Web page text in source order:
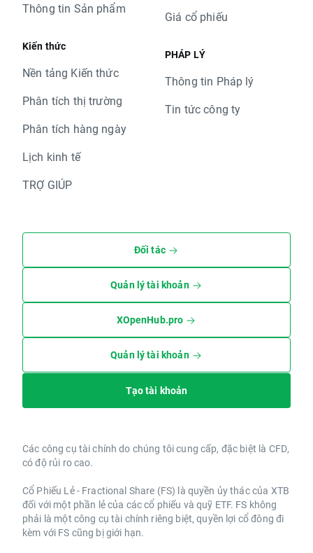
Thông tin Sản phẩm
Kiến thức
Nền tảng Kiến thức
Phân tích thị trường
Phân tích hàng ngày
Lịch kinh tế
TRỢ GIÚP
Giá cổ phiếu
PHÁP LÝ
Thông tin Pháp lý
Tin tức công ty
Đối tác
Quản lý tài khoản
XOpenHub.pro
Quản lý tài khoản
Tạo tài khoản
Các công cụ tài chính do chúng tôi cung cấp, đặc biệt là CFD,
có độ rủi ro cao.
Cổ Phiếu Lẻ - Fractional Share (FS) là quyền ủy thác của XTB
đối với một phần lẻ của các cổ phiếu và quỹ ETF. FS không
phải là một công cụ tài chính riêng biệt, quyền lợi cổ đông đi
kèm với FS cũng bị giới hạn.